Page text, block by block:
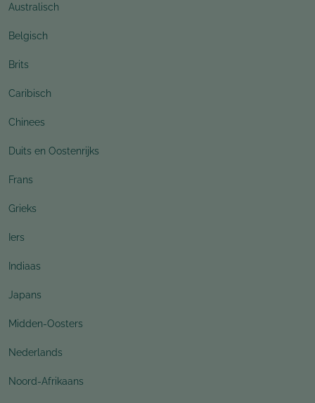
Australisch
Belgisch
Brits
Caribisch
Chinees
Duits en Oostenrijks
Frans
Grieks
Iers
Indiaas
Japans
Midden-Oosters
Nederlands
Noord-Afrikaans